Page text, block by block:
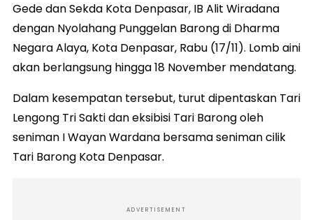
Gede dan Sekda Kota Denpasar, IB Alit Wiradana
dengan Nyolahang Punggelan Barong di Dharma
Negara Alaya, Kota Denpasar, Rabu (17/11). Lomb aini
akan berlangsung hingga 18 November mendatang.
Dalam kesempatan tersebut, turut dipentaskan Tari
Lengong Tri Sakti dan eksibisi Tari Barong oleh
seniman I Wayan Wardana bersama seniman cilik
Tari Barong Kota Denpasar.
ADVERTISEMENT